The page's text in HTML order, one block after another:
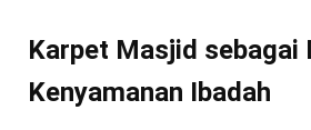
Karpet Masjid sebagai
Kenyamanan Ibadah